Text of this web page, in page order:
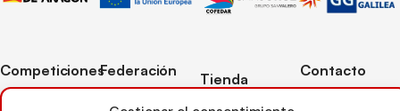
Competiciones
Competiciones
Federación
Tienda
Mi cuenta
Contacto